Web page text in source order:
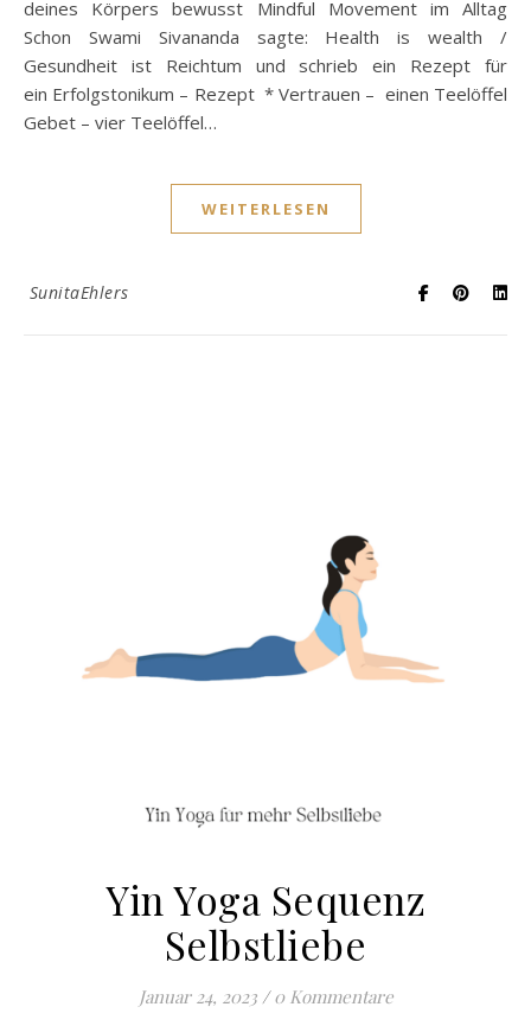
deines Körpers bewusst Mindful Movement im Alltag
Schon Swami Sivananda sagte: Health is wealth /
Gesundheit ist Reichtum und schrieb ein Rezept für
ein Erfolgstonikum – Rezept * Vertrauen – einen Teelöffel
Gebet – vier Teelöffel…
WEITERLESEN
SunitaEhlers
Yin Yoga Sequenz
Selbstliebe
Januar 24, 2023 / 0 Kommentare